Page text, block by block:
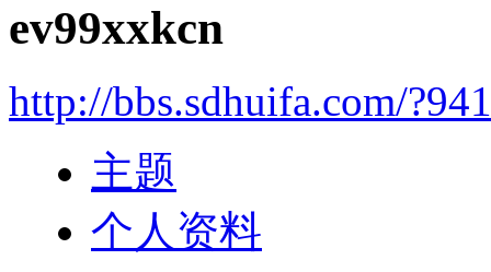
ev99xxkcn
http://bbs.sdhuifa.com/
主题
个人资料